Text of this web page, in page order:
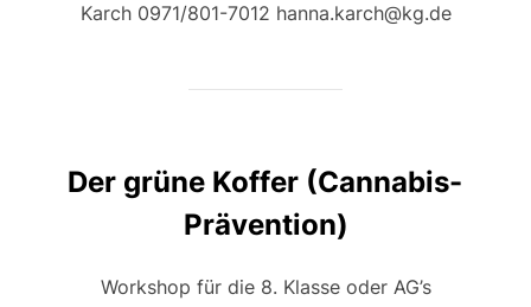
Karch 0971/801-7012 hanna.karch@kg.de
Der grüne Koffer (Cannabis-
Prävention)
Workshop für die 8. Klasse oder AG’s